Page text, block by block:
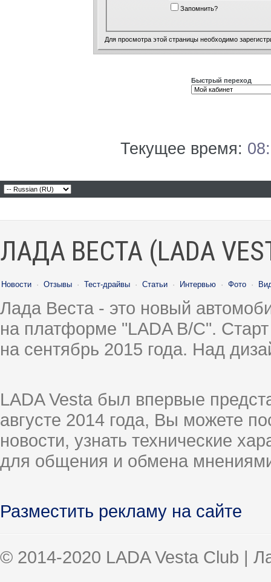
Запомнить?
Для просмотра этой страницы необходимо
Быстрый переход
Текущее время:
ЛАДА ВЕСТА (LADA
Новости · Отзывы · Тест-драйвы · Статьи · Интервью · Фото ·
Лада Веста - это новый
на платформе "LADA B/C".
на сентябрь 2015 года. Над
LADA Vesta был впервые
августе 2014 года, Вы можете
новости, узнать технические
для общения и обмена
Разместить рекламу на сайте
© 2014-2020 LADA Vesta Club |